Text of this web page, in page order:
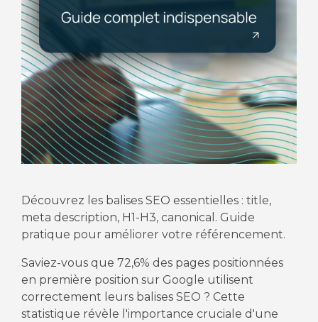
Découvrez les balises SEO essentielles : title,
meta description, H1-H3, canonical. Guide
pratique pour améliorer votre référencement.
Saviez-vous que 72,6% des pages positionnées
en première position sur Google utilisent
correctement leurs balises SEO ? Cette
statistique révèle l'importance cruciale d'une